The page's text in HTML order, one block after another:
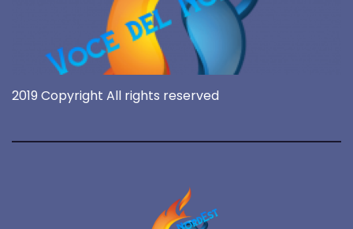
2019 Copyright All rights reserved